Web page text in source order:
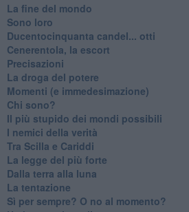
La fine del mondo
Sono loro
Ducentocinquanta candel... otti
Cenerentola, la escort
Precisazioni
La droga del potere
Momenti (e immedesimazione)
Chi sono?
Il più stupido dei mondi possibili
I nemici della verità
Tra Scilla e Cariddi
La legge del più forte
Dalla terra alla luna
La tentazione
​Sì per sempre? O no al momento?